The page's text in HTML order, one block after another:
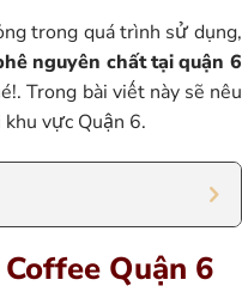
trong quá trình sử dụng,
nguyên chất tại quận 6
Trong bài viết này sẽ nêu
vực Quận 6.
Quận 6